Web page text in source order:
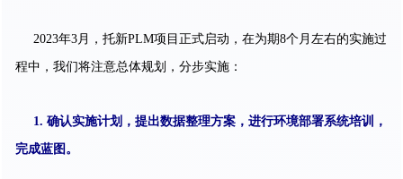
2023年3月，托新PLM项目正式启动，在为期8个月左右的实施过
程中，我们将注意总体规划，分步实施：
1. 确认实施计划，提出数据整理方案，进行环境部署系统培训，
完成蓝图。